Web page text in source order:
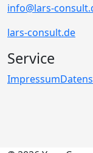
info@lars-
lars-consult.de
Service
Impressum